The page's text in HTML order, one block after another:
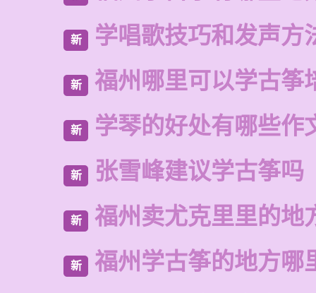
新 学唱歌技巧和发声方
新 福州哪里可以学古筝
新 学琴的好处有哪些作
新 张雪峰建议学古筝吗
新 福州卖尤克里里的地
新 福州学古筝的地方哪